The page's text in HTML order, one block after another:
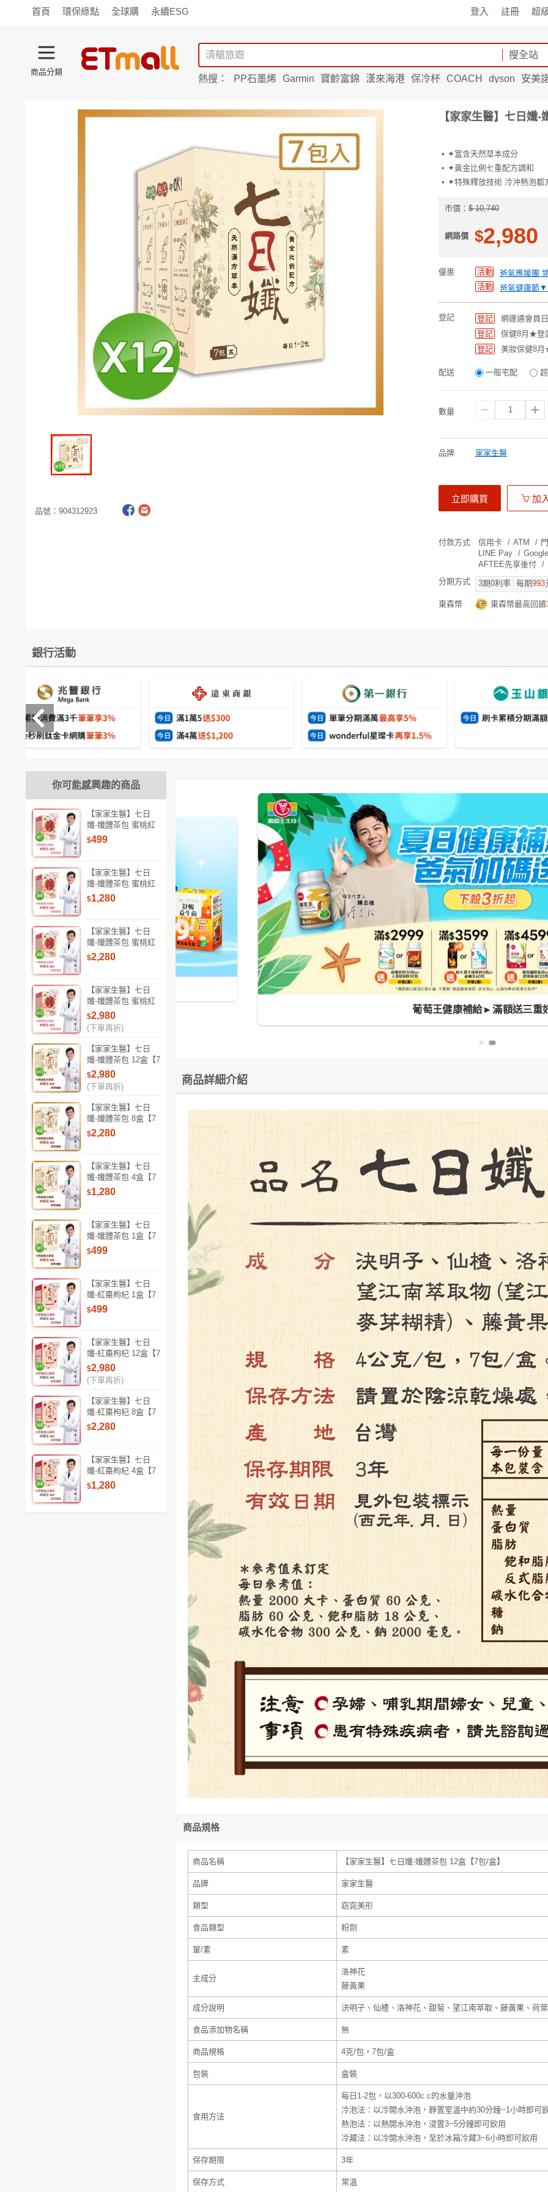
首頁 環保綠點 全球購 永續ESG 登入 註冊 超
商品分類
男女鞋 襪
包配
穿戴
搜全站
熱搜： PP石墨烯 Garmin 寶齡富錦 漢來海港 保冷杯 COACH dyson
安美
品號： 904312923
【家家生醫】七日孅
✦富含天然草本成分
✦黃金比例七重配方調和
✦特殊釋放技術 冷沖熱泡都
市價 ： $ 10,740
網路價 $2,980
優惠 活動
爸氣應援團
活動
爸氣健康節▼
登記 登記
網連通會員
登記
保健8月★登
登記
美妝保健8
配送 一般宅配
數量
品牌 家家生醫
立即購買 加
付款方式 信用卡 / ATM /
LINE Pay /
AFTEE先享後付 /
分期方式
3期0利率 每期993
東森幣 東森幣最高回饋
銀行活動
你可能感興趣的商品
【家家生醫】七日
孅-孅體茶包 蜜桃紅
茶 1盒【7包/盒】(中
$499
【家家生醫】七日
孅-孅體茶包 蜜桃紅
茶 4盒【7包/盒】(中
西醫整合專家 林榮
$1,280
【家家生醫】七日
孅-孅體茶包 蜜桃紅
茶 8盒【7包/盒】(中
西醫整合專家 林榮
$2,280
【家家生醫】七日
孅-孅體茶包 蜜桃紅
茶 12盒【7包/盒】
(中西醫整合專家 林
榮志醫師 專業研發)
$2,980
(下單再折)
【家家生醫】七日
孅-孅體茶包 12盒【7
包/盒】(中西醫整合
專家 林榮志醫師 專
業研發)
$2,980
(下單再折)
【家家生醫】七日
孅-孅體茶包 8盒【7
包/盒】(中西醫整合
專家 林榮志醫師 專
$2,280
【家家生醫】七日
孅-孅體茶包 4盒【7
包/盒】(中西醫整合
專家 林榮志醫師 專
$1,280
【家家生醫】七日
孅-孅體茶包 1盒【7
包/盒】(中西醫整合
$499
【家家生醫】七日
孅-紅棗枸杞 1盒【7
包/盒】(中西醫整合
$499
【家家生醫】七日
孅-紅棗枸杞 12盒【7
包/盒】(中西醫整合
專家 林榮志醫師研
發)
$2,980
(下單再折)
【家家生醫】七日
孅-紅棗枸杞 8盒【7
包/盒】(中西醫整合
專家 林榮志醫師研
$2,280
【家家生醫】七日
孅-紅棗枸杞 4盒【7
包/盒】(中西醫整合
專家 林榮志醫師研
$1,280
萄王健康補給►滿額送三重好禮
★維持消化機能！順暢保健5
商品詳細介紹
商品規格
商品名稱 【家家生醫】七日孅-孅體茶包 12盒【7包/盒】
品牌 家家生醫
類型 窈窕美形
食品類型 粉劑
葷/素 素
主成分
洛神花
藤黃果
成分說明 決明子、仙楂、洛神花、甜菊、望江南萃取、藤黃果、荷
食品添加物名稱 無
商品規格 4克/包，7包/盒
包裝 盒裝
食用方法
每日1-2包，以300-600c.c的水量沖泡
冷泡法：以冷開水沖泡，靜置室溫中約30分鐘~1小時即可
熱泡法：以熱開水沖泡，浸置3~5分鐘即可飲用
冷藏法：以冷開水沖泡，至於冰箱冷藏3~6小時即可飲用
保存期限 3年
保存方式 常溫
大宗採購需求單
日期
【家家生醫】七日孅-孅體茶包 12盒【7包/盒】
聯絡人手機
*e-mail
預計到貨日期
剩餘字數：
150
注意事項內容